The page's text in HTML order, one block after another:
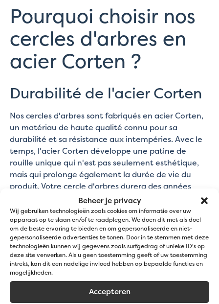
Beheer je privacy
Wij gebruiken technologieën zoals cookies om informatie over uw
apparaat op te slaan en/of te raadplegen. We doen dit met als doel
om de beste ervaring te bieden en om gepersonaliseerde en niet-
gepersonaliseerde advertenties te tonen. Door in te stemmen met deze
technologieën kunnen wij gegevens zoals surfgedrag of unieke ID's op
deze site verwerken. Als u geen toestemming geeft of uw toestemming
intrekt, kan dit een nadelige invloed hebben op bepaalde functies en
mogelijkheden.
Accepteren
Pourquoi choisir nos
cercles d'arbres en
acier Corten ?
Durabilité de l'acier Corten
Nos cercles d'arbres sont fabriqués en acier Corten,
un matériau de haute qualité connu pour sa
durabilité et sa résistance aux intempéries. Avec le
temps, l'acier Corten développe une patine de
rouille unique qui n'est pas seulement esthétique,
mais qui prolonge également la durée de vie du
produit. Votre cercle d'arbres durera des années
sans nécessiter beaucoup d'entretien.
Protection de vos arbres
Le cercle d'arbre en acier Corten agit comme une
barrière protectrice autour de vos arbres. Il évite les
dommages causés par les tondeuses et les tailleuses
et empêche les mauvaises herbes d'envahir l'espace
de croissance de vos arbres. Il en résulte des arbres
plus sains, plus beaux et plus florissants.